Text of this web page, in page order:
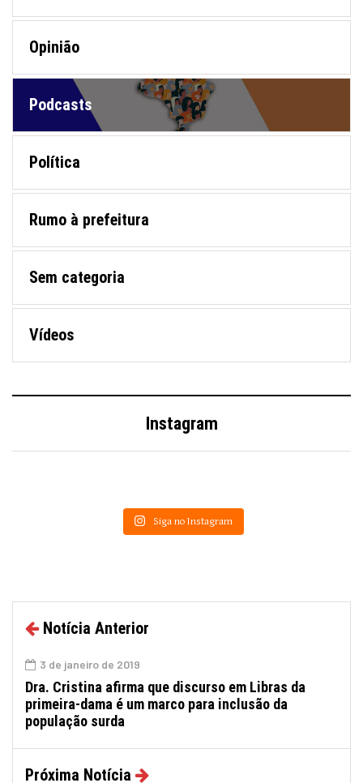
Opinião
Podcasts
Política
Rumo à prefeitura
Sem categoria
Vídeos
Instagram
Siga no Instagram
Notícia Anterior
3 de janeiro de 2019
Dra. Cristina afirma que discurso em Libras da
primeira-dama é um marco para inclusão da
população surda
Próxima Notícia